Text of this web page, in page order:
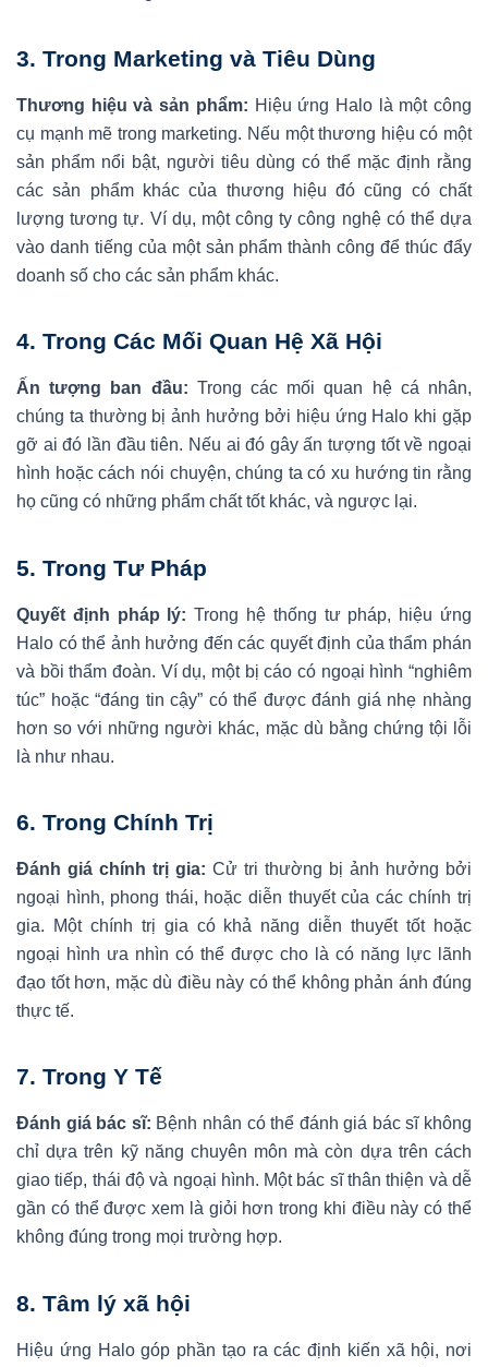
3. Trong Marketing và Tiêu Dùng
Thương hiệu và sản phẩm: Hiệu ứng Halo là một công
cụ mạnh mẽ trong marketing. Nếu một thương hiệu có một
sản phẩm nổi bật, người tiêu dùng có thể mặc định rằng
các sản phẩm khác của thương hiệu đó cũng có chất
lượng tương tự. Ví dụ, một công ty công nghệ có thể dựa
vào danh tiếng của một sản phẩm thành công để thúc đẩy
doanh số cho các sản phẩm khác.
4. Trong Các Mối Quan Hệ Xã Hội
Ấn tượng ban đầu: Trong các mối quan hệ cá nhân,
chúng ta thường bị ảnh hưởng bởi hiệu ứng Halo khi gặp
gỡ ai đó lần đầu tiên. Nếu ai đó gây ấn tượng tốt về ngoại
hình hoặc cách nói chuyện, chúng ta có xu hướng tin rằng
họ cũng có những phẩm chất tốt khác, và ngược lại.
5. Trong Tư Pháp
Quyết định pháp lý: Trong hệ thống tư pháp, hiệu ứng
Halo có thể ảnh hưởng đến các quyết định của thẩm phán
và bồi thẩm đoàn. Ví dụ, một bị cáo có ngoại hình “nghiêm
túc” hoặc “đáng tin cậy” có thể được đánh giá nhẹ nhàng
hơn so với những người khác, mặc dù bằng chứng tội lỗi
là như nhau.
6. Trong Chính Trị
Đánh giá chính trị gia: Cử tri thường bị ảnh hưởng bởi
ngoại hình, phong thái, hoặc diễn thuyết của các chính trị
gia. Một chính trị gia có khả năng diễn thuyết tốt hoặc
ngoại hình ưa nhìn có thể được cho là có năng lực lãnh
đạo tốt hơn, mặc dù điều này có thể không phản ánh đúng
thực tế.
7. Trong Y Tế
Đánh giá bác sĩ: Bệnh nhân có thể đánh giá bác sĩ không
chỉ dựa trên kỹ năng chuyên môn mà còn dựa trên cách
giao tiếp, thái độ và ngoại hình. Một bác sĩ thân thiện và dễ
gần có thể được xem là giỏi hơn trong khi điều này có thể
không đúng trong mọi trường hợp.
8. Tâm lý xã hội
Hiệu ứng Halo góp phần tạo ra các định kiến xã hội, nơi